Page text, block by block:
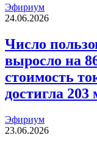
Эфириум
24.06.2026
Число
выросло на
стоимость
достигла
Эфириум
23.06.2026